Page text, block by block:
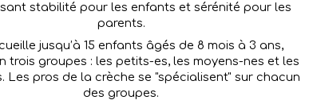
stabilité pour les enfants et sérénité pour les
parents.
jusqu’à 15 enfants âgés de 8 mois à 3 ans,
trois groupes : les petits-es, les moyens-nes et les
Les pros de la crèche se "spécialisent" sur chacun
des groupes.